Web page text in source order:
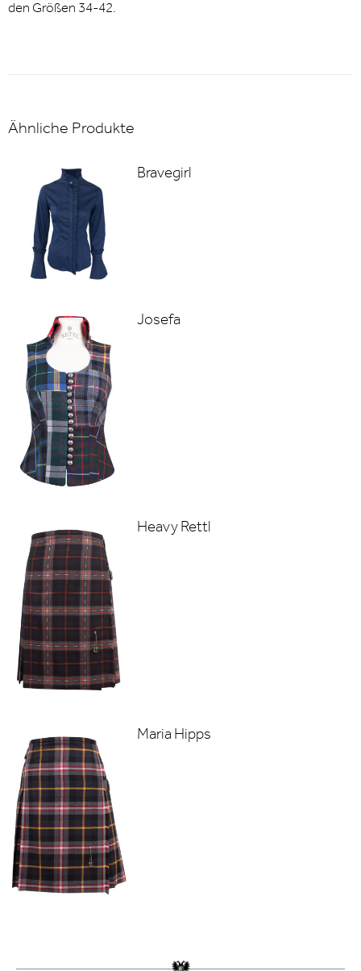
den Größen 34-42.
Ähnliche Produkte
Bravegirl
Josefa
Heavy Rettl
Maria Hipps